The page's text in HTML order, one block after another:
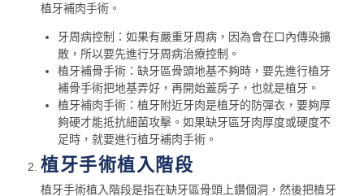
植牙補肉手術。
牙周病控制：如果有嚴重牙周病，因為會在口內傳染擴
散，所以要先進行牙周病治療控制。
植牙補骨手術：缺牙區骨頭地基不夠時，要先進行植牙
補骨手術把地基弄好，再開始蓋房子，也就是植牙。
植牙補肉手術：植牙附近牙肉是植牙的防彈衣，要夠厚
夠硬才能抵抗細菌攻擊。如果缺牙區牙肉厚度或硬度不
足時，就要進行植牙補肉手術。
植牙手術植入階段
植牙手術植入階段是指在缺牙區骨頭上鑽個洞，然後把植牙